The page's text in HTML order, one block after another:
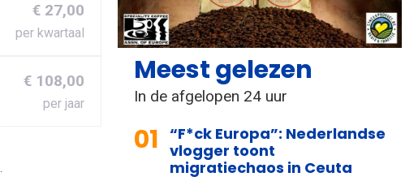
€ 27,00
per kwartaal
€ 108,00
per jaar
Meest gelezen
In de afgelopen 24 uur
01 “F*ck Europa”: Nederlandse
vlogger toont
migratiechaos in Ceuta